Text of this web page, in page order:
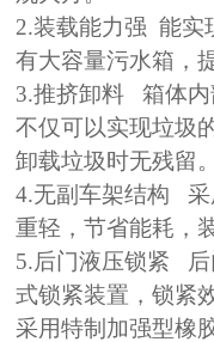
2.装载能力强 能实
有大容量污水箱，
3.推挤卸料
箱体
不仅可以实现垃圾
卸载垃圾时无残留。
4.无副车架结构
重轻，节省能耗，
5.后门液压锁紧
式锁紧装置，锁紧
采用特制加强型橡